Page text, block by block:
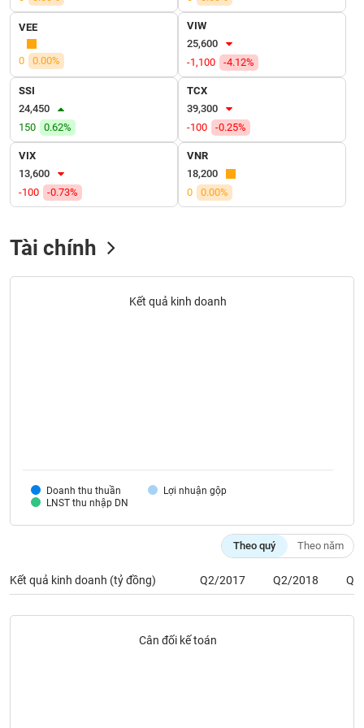
VEE
0 0.00%
VIW
25,600
-1,100
-4.12%
SSI
24,450
150
0.62%
TCX
39,300
-100
-0.25%
VIX
13,600
-100
-0.73%
VNR
18,200
0
0.00%
Tài chính
Kết quả kinh doanh
Doanh thu thuần
Lợi nhuận gộp
LNST thu nhập DN
Theo quý Theo năm
Kết quả kinh doanh (tỷ đồng) Q2/2017 Q2/2018
Cân đối kế toán
SÓC
SỨC
KHỎE
TÀI
CHÍNH
NGHỆ
THÔNG
TIỆN
ÍCH
BẤT
SẢN